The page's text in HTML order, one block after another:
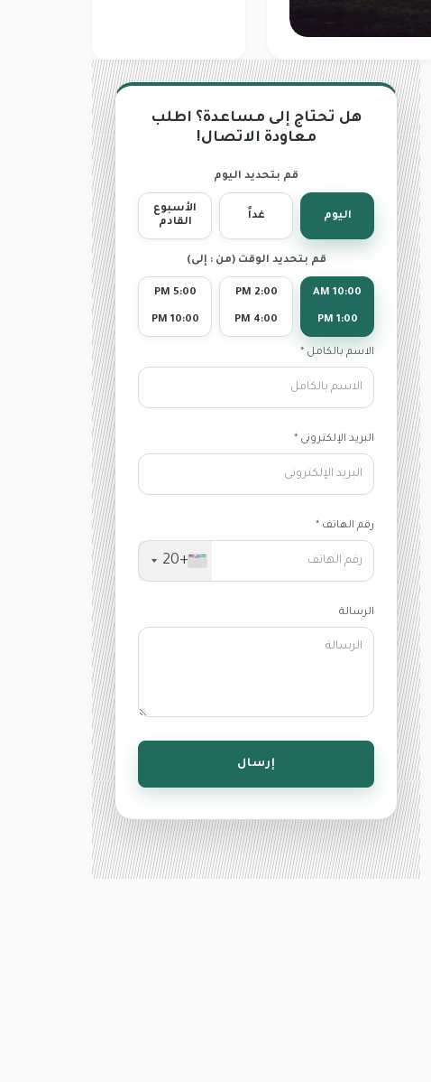
هل تحتاج إلى مساعدة؟ اطلب
معاودة الاتصال!
قم بتحديد اليوم
اليوم غداً
الأسبوع
القادم
قم بتحديد الوقت (من : إلى)
10:00 AM
1:00 PM
2:00 PM
4:00 PM
5:00 PM
10:00 PM
الاسم بالكامل *
البريد الإلكترونى *
رقم الهاتف *
+20
الرسالة
إرسال